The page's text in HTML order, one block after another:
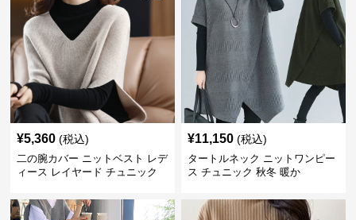
¥5,360 (税込)
二の腕カバー ニットベスト レデ
ィース レイヤード チュニック
¥11,150 (税込)
タートルネック ニットワンピー
ス チュニック 秋冬 暖か